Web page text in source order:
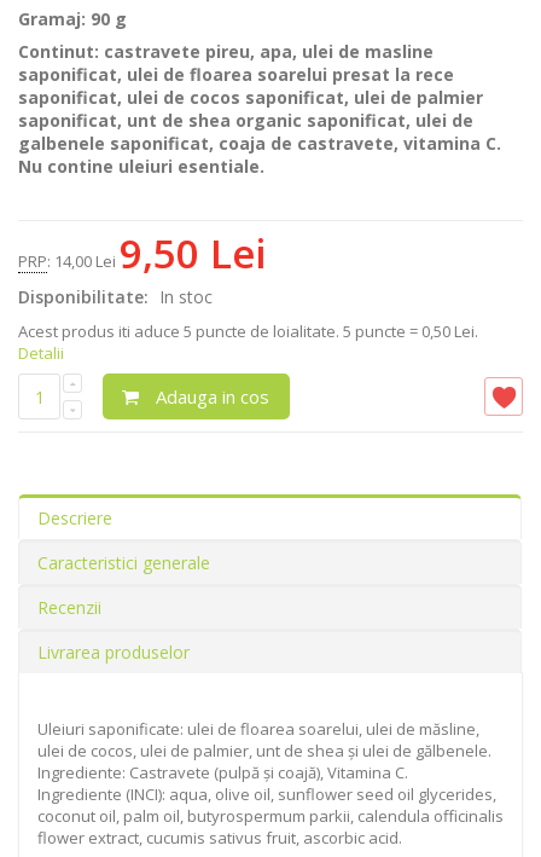
Gramaj: 90 g
Continut: castravete pireu, apa, ulei de masline
saponificat, ulei de floarea soarelui presat la rece
saponificat, ulei de cocos saponificat, ulei de palmier
saponificat, unt de shea organic saponificat, ulei de
galbenele saponificat, coaja de castravete, vitamina C.
Nu contine uleiuri esentiale.
PRP: 14,00 Lei 9,50 Lei
Disponibilitate: In stoc
Acest produs iti aduce 5 puncte de loialitate. 5 puncte = 0,50 Lei.
Detalii
Adauga in cos
Descriere
Caracteristici generale
Recenzii
Livrarea produselor
Uleiuri saponificate: ulei de floarea soarelui, ulei de măsline,
ulei de cocos, ulei de palmier, unt de shea și ulei de gălbenele.
Ingrediente: Castravete (pulpă și coajă), Vitamina C.
Ingrediente (INCI): aqua, olive oil, sunflower seed oil glycerides,
coconut oil, palm oil, butyrospermum parkii, calendula officinalis
flower extract, cucumis sativus fruit, ascorbic acid.